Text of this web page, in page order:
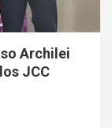
Archilei
JCC